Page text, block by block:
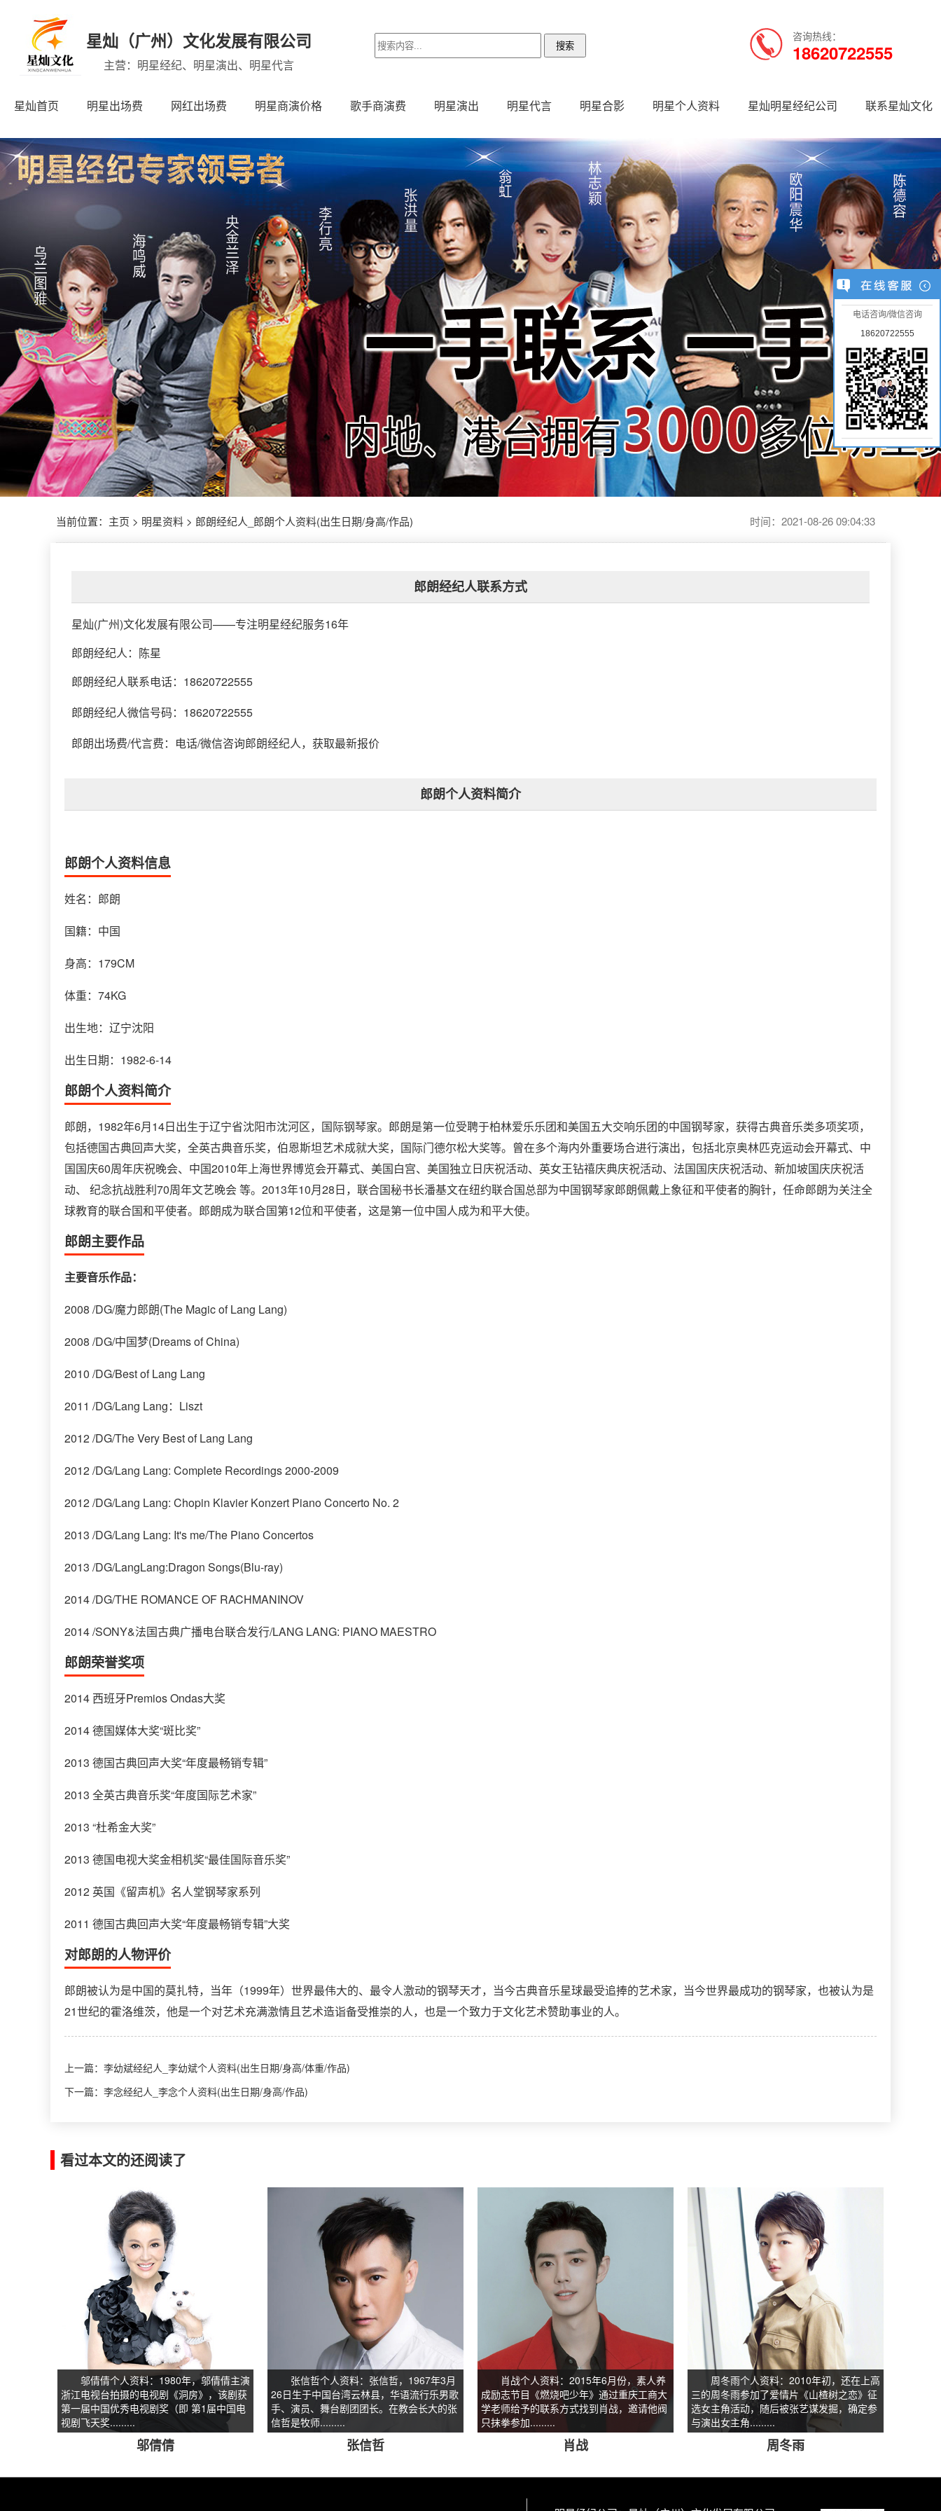
星灿（广州）文化发展有限公司
主营：明星经纪、明星演出、明星代言
咨询热线：
18620722555
星灿首页 明星出场费 网红出场费 明星商演价格 歌手商演费 明星演出 明星代言 明星合影 明星个人资料 星灿明星经纪公司 联系星灿文化
当前位置： 主页 > 明星资料> 郎朗经纪人_郎朗个人资料(出生日期/身高/作品) 时间：2021-08-26 09:04:33
郎朗经纪人联系方式
星灿(广州)文化发展有限公司——专注明星经纪服务16年
郎朗经纪人： 陈星
郎朗经纪人联系电话：18620722555
郎朗经纪人微信号码：18620722555
郎朗出场费/代言费：电话/微信咨询郎朗经纪人，获取最新报价
郎朗个人资料简介
郎朗个人资料信息
姓名：郎朗
国籍：中国
身高：179CM
体重：74KG
出生地：辽宁沈阳
出生日期：1982-6-14
郎朗个人资料简介
郎朗，1982年6月14日出生于辽宁省沈阳市沈河区，国际钢琴家。郎朗是第一位受聘于柏林爱乐乐团和美国五大交响乐团的中国钢琴家，获得古典音乐类多项奖项，
包括德国古典回声大奖，全英古典音乐奖，伯恩斯坦艺术成就大奖，国际门德尔松大奖等。曾在多个海内外重要场合进行演出，包括北京奥林匹克运动会开幕式、中
国国庆60周年庆祝晚会、中国2010年上海世界博览会开幕式、美国白宫、美国独立日庆祝活动、英女王钻禧庆典庆祝活动、法国国庆庆祝活动、新加坡国庆庆祝活
动、 纪念抗战胜利70周年文艺晚会 等。2013年10月28日，联合国秘书长潘基文在纽约联合国总部为中国钢琴家郎朗佩戴上象征和平使者的胸针，任命郎朗为关注全
球教育的联合国和平使者。郎朗成为联合国第12位和平使者，这是第一位中国人成为和平大使。
郎朗主要作品
主要音乐作品：
2008 /DG/魔力郎朗(The Magic of Lang Lang)
2008 /DG/中国梦(Dreams of China)
2010 /DG/Best of Lang Lang
2011 /DG/Lang Lang：Liszt
2012 /DG/The Very Best of Lang Lang
2012 /DG/Lang Lang: Complete Recordings 2000-2009
2012 /DG/Lang Lang: Chopin Klavier Konzert Piano Concerto No. 2
2013 /DG/Lang Lang: It's me/The Piano Concertos
2013 /DG/LangLang:Dragon Songs(Blu-ray)
2014 /DG/THE ROMANCE OF RACHMANINOV
2014 /SONY&法国古典广播电台联合发行/LANG LANG: PIANO MAESTRO
郎朗荣誉奖项
2014 西班牙Premios Ondas大奖
2014 德国媒体大奖“斑比奖”
2013 德国古典回声大奖“年度最畅销专辑”
2013 全英古典音乐奖“年度国际艺术家”
2013 “杜希金大奖”
2013 德国电视大奖金相机奖“最佳国际音乐奖”
2012 英国《留声机》名人堂钢琴家系列
2011 德国古典回声大奖“年度最畅销专辑”大奖
对郎朗的人物评价
郎朗被认为是中国的莫扎特，当年（1999年）世界最伟大的、最令人激动的钢琴天才，当今古典音乐星球最受追捧的艺术家，当今世界最成功的钢琴家，也被认为是
21世纪的霍洛维茨，他是一个对艺术充满激情且艺术造诣备受推崇的人，也是一个致力于文化艺术赞助事业的人。
上一篇： 李幼斌经纪人_李幼斌个人资料(出生日期/身高/体重/作品)
下一篇： 李念经纪人_李念个人资料(出生日期/身高/作品)
看过本文的还阅读了
邬倩倩个人资料：1980年，邬倩倩主演
浙江电视台拍摄的电视剧《洞房》，该剧获
第一届中国优秀电视剧奖（即 第1届中国电
视剧飞天奖.........
邬倩倩
张信哲个人资料：张信哲，1967年3月
26日生于中国台湾云林县，华语流行乐男歌
手、演员、舞台剧团团长。在教会长大的张
信哲是牧师.........
张信哲
肖战个人资料：2015年6月份，素人养
成励志节目《燃烧吧少年》通过重庆工商大
学老师给予的联系方式找到肖战，邀请他阀
只抹拳参加.........
肖战
周冬雨个人资料：2010年初，还在上高
三的周冬雨参加了爱情片《山楂树之恋》征
选女主角活动，随后被张艺谋发掘，确定参
与演出女主角.........
周冬雨
电话咨询/微信咨询
18620722555